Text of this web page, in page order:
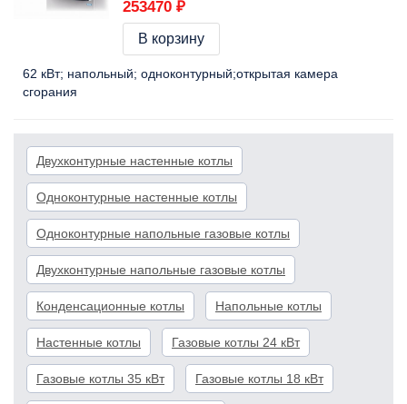
253470 ₽
В корзину
62 кВт напольный одноконтурный открытая камера
сгорания
Двухконтурные настенные котлы
Одноконтурные настенные котлы
Одноконтурные напольные газовые котлы
Двухконтурные напольные газовые котлы
Конденсационные котлы Напольные котлы
Настенные котлы Газовые котлы 24 кВт
Газовые котлы 35 кВт Газовые котлы 18 кВт